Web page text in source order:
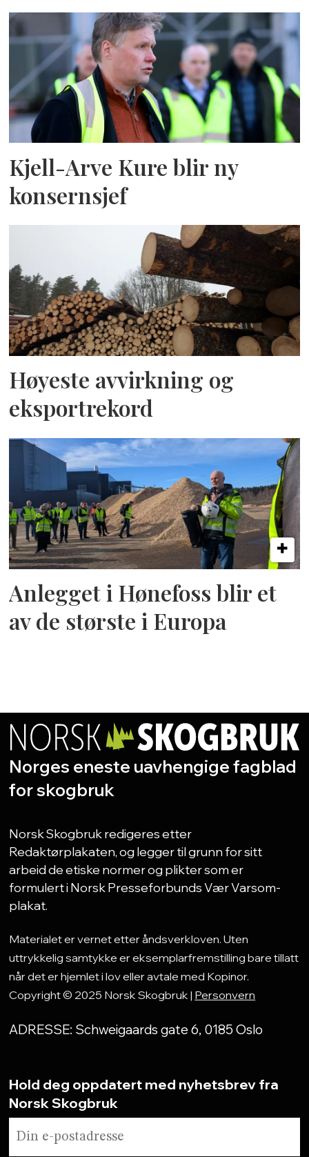
Kjell-Arve Kure blir ny
konsernsjef
Høyeste avvirkning og
eksportrekord
Anlegget i Hønefoss blir et
av de største i Europa
Norges eneste uavhengige fagblad
for skogbruk
Norsk Skogbruk redigeres etter
Redaktørplakaten, og legger til grunn for sitt
arbeid de etiske normer og plikter som er
formulert i Norsk Presseforbunds Vær Varsom-
plakat.
Materialet er vernet etter åndsverkloven. Uten
uttrykkelig samtykke er eksemplarfremstilling bare tillatt
når det er hjemlet i lov eller avtale med Kopinor.
Copyright © 2025 Norsk Skogbruk | Personvern
ADRESSE: Schweigaards gate 6, 0185 Oslo
Hold deg oppdatert med nyhetsbrev fra
Norsk Skogbruk